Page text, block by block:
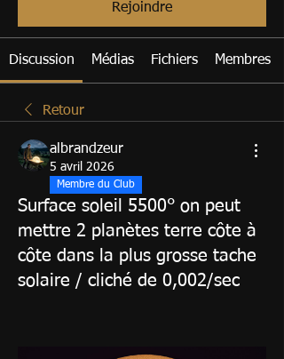
Rejoindre
Discussion Médias Fichiers Membres
Retour
albrandzeur
5 avril 2026
Membre du Club
Surface soleil 5500° on peut
mettre 2 planètes terre côte à
côte dans la plus grosse tache
solaire / cliché de 0,002/sec